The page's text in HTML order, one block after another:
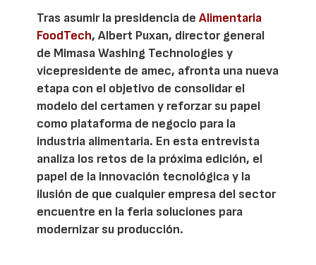
Tras asumir la presidencia deAlimentaria
FoodTech, Albert Puxan, director general
de Mimasa Washing Technologies y
vicepresidente de amec, afronta una nueva
etapa con el objetivo de consolidar el
modelo del certamen y reforzar su papel
como plataforma de negocio para la
industria alimentaria. En esta entrevista
analiza los retos de la próxima edición, el
papel de la innovación tecnológica y la
ilusión de que cualquier empresa del sector
encuentre en la feria soluciones para
modernizar su producción.